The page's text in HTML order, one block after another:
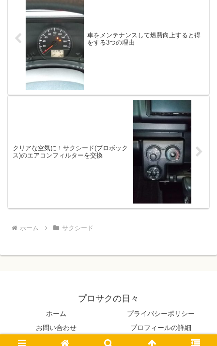
車をメンテナンスして燃費向上すると得
をする3つの理由
クリアな空気に！サクシード(プロボック
ス)のエアコンフィルターを交換
ホーム サクシード
プロサクの日々
ホーム
プライバシーポリシー
お問い合わせ
プロフィールの詳細
© 2021 プロサクの日々.